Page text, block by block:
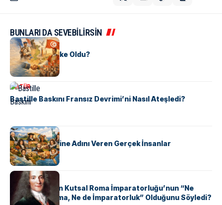
BUNLARI DA SEVEBİLİRSİN
KÜLTÜR
Tunus Nasıl Ülke Oldu?
KÜLTÜR
Bastille Baskını Fransız Devrimi’ni Nasıl Ateşledi?
KÜLTÜR
ABD Eyaletlerine Adını Veren Gerçek İnsanlar
KÜLTÜR
Voltaire Neden Kutsal Roma İmparatorluğu’nun “Ne
Kutsal, Ne Roma, Ne de İmparatorluk” Olduğunu Söyledi?